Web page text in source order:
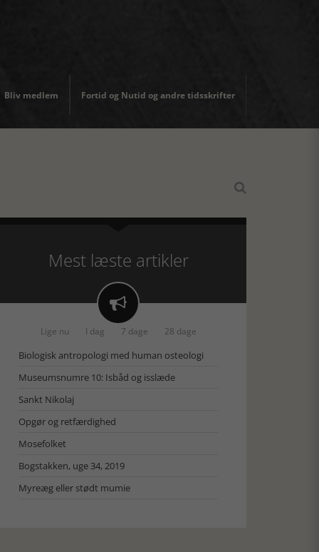
Bliv medlem Fortid og Nutid og andre tidsskrifter

Mest læste artikler

Lige nu I dag 7 dage 28 dage
Biologisk antropologi med human osteologi
Museumsnumre 10: Isbåd og isslæde
Sankt Nikolaj
Opgør og retfærdighed
Mosefolket
Bogstakken, uge 34, 2019
Myreæg eller stødt mumie